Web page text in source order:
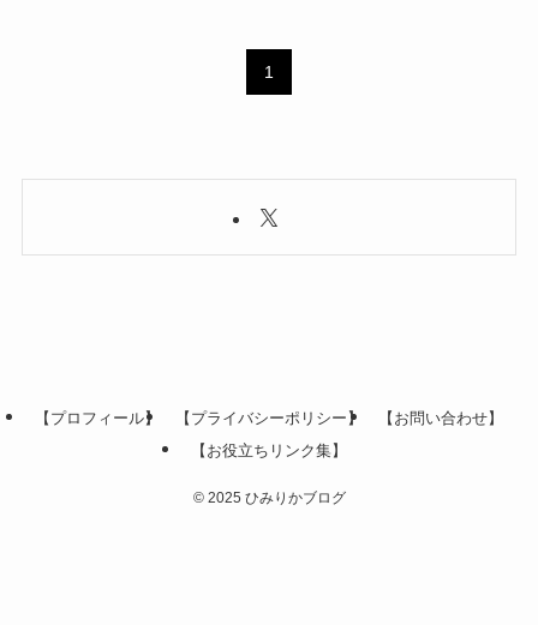
1
【プロフィール】 【プライバシーポリシー】
【お問い合わせ】
【お役立ちリンク集】
©2025 ひみりかブログ